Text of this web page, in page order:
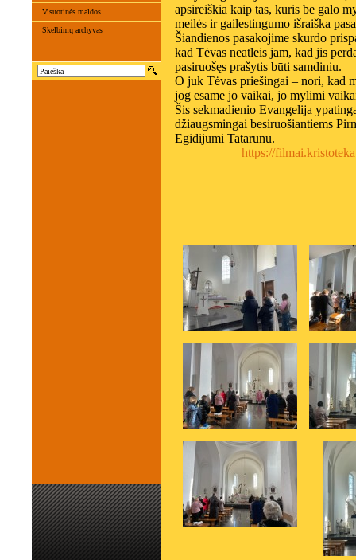
Visuotinės maldos
Skelbimų archyvas
apsireiškia kaip tas, kuris be galo
meilės ir gailestingumo išraiška
Šiandienos pasakojime skurdo
kad Tėvas neatleis jam, kad jis
pasiruošęs prašytis būti samdiniu.
O juk Tėvas priešingai – nori, kad
jog esame jo vaikai, jo mylimi
Šis sekmadienio Evangelija
džiaugsmingai besiruošiantiems
Egidijumi Tatarūnu.
https://